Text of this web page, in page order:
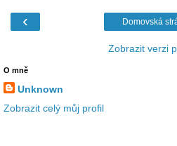
‹ Domovská
Zobrazit verzi
O mně
Unknown
Zobrazit celý můj profil